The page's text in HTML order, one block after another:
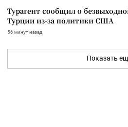
Турагент сообщил о
Турции из-за политики США
56 минут назад
Показать